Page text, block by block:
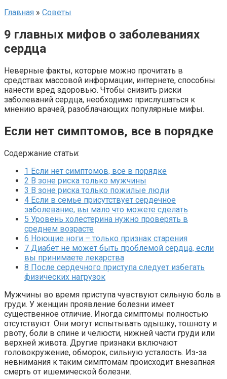
Главная » Советы
9 главных мифов о заболеваниях
сердца
Неверные факты, которые можно прочитать в
средствах массовой информации, интернете, способны
нанести вред здоровью. Чтобы снизить риски
заболеваний сердца, необходимо прислушаться к
мнению врачей, разоблачающих популярные мифы.
Если нет симптомов, все в порядке
Содержание статьи:
1 Если нет симптомов, все в порядке
2 В зоне риска только мужчины
3 В зоне риска только пожилые люди
4 Если в семье присутствует сердечное
заболевание, вы мало что можете сделать
5 Уровень холестерина нужно проверять в
среднем возрасте
6 Ноющие ноги – только признак старения
7 Диабет не может быть проблемой сердца, если
вы принимаете лекарства
8 После сердечного приступа следует избегать
физических нагрузок
Мужчины во время приступа чувствуют сильную боль в
груди. У женщин проявление болезни имеет
существенное отличие. Иногда симптомы полностью
отсутствуют. Они могут испытывать одышку, тошноту и
рвоту, боли в спине и челюсти, нижней части груди или
верхней живота. Другие признаки включают
головокружение, обморок, сильную усталость. Из-за
невнимания к таким симптомам происходит внезапная
смерть от ишемической болезни.